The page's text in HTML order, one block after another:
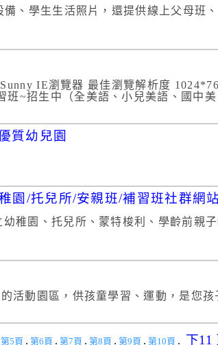
、學生生活照片，還提供線上父母班
IE瀏覽器 最佳瀏覽解析度
班~招生中（全美語、小兒美語、國中
質幼兒園
園/托兒所/安親班/補習班社群網站
稚園、托兒所、蒙特梭利、學齡前親
活動園區，供孩童學習、運動，是您
第5頁 . 第6頁 . 第7頁 . 第8頁 . 第9頁 . 第10頁 . 下11